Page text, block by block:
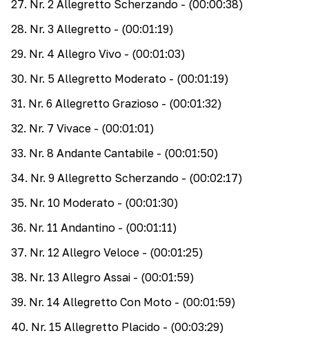
27. Nr. 2 Allegretto Scherzando - (00:00:38)
28. Nr. 3 Allegretto - (00:01:19)
29. Nr. 4 Allegro Vivo - (00:01:03)
30. Nr. 5 Allegretto Moderato - (00:01:19)
31. Nr. 6 Allegretto Grazioso - (00:01:32)
32. Nr. 7 Vivace - (00:01:01)
33. Nr. 8 Andante Cantabile - (00:01:50)
34. Nr. 9 Allegretto Scherzando - (00:02:17)
35. Nr. 10 Moderato - (00:01:30)
36. Nr. 11 Andantino - (00:01:11)
37. Nr. 12 Allegro Veloce - (00:01:25)
38. Nr. 13 Allegro Assai - (00:01:59)
39. Nr. 14 Allegretto Con Moto - (00:01:59)
40. Nr. 15 Allegretto Placido - (00:03:29)